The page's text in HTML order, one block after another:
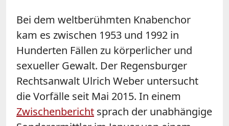
Bei dem weltberühmten Knabenchor
kam es zwischen 1953 und 1992 in
Hunderten Fällen zu körperlicher und
sexueller Gewalt. Der Regensburger
Rechtsanwalt Ulrich Weber untersucht
die Vorfälle seit Mai 2015. In einem
Zwischenbericht sprach der unabhängige